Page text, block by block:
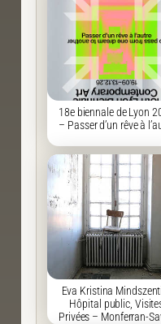
18e biennale de Lyon
– Passer d’un rêve à
Eva Kristina
Hôpital public,
Privées – Monferran-